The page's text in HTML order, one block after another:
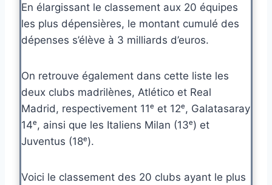
En élargissant le classement aux 20 équipes
les plus dépensières, le montant cumulé des
dépenses s’élève à 3 milliards d’euros.
On retrouve également dans cette liste les
deux clubs madrilènes, Atlético et Real
Madrid, respectivement 11ᵉ et 12ᵉ, Galatasaray
14ᵉ, ainsi que les Italiens Milan (13ᵉ) et
Juventus (18ᵉ).
Voici le classement des 20 clubs ayant le plus